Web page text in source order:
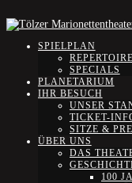
SPIELPLAN
REPERTOIRE
SPECIALS
PLANETARIUM
IHR BESUCH
UNSER
TICKET-
SITZE &
ÜBER UNS
DAS
100